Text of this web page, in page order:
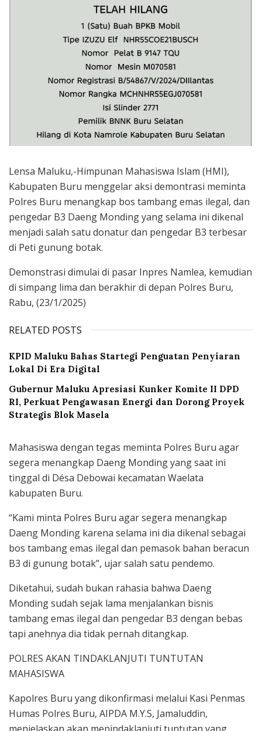
Lensa Maluku,-Himpunan Mahasiswa Islam (HMI),
Kabupaten Buru menggelar aksi demontrasi meminta
Polres Buru menangkap bos tambang emas ilegal, dan
pengedar B3 Daeng Monding yang selama ini dikenal
menjadi salah satu donatur dan pengedar B3 terbesar
di Peti gunung botak.
Demonstrasi dimulai di pasar Inpres Namlea, kemudian
di simpang lima dan berakhir di depan Polres Buru,
Rabu, (23/1/2025)
RELATED POSTS
KPID Maluku Bahas Startegi Penguatan Penyiaran
Lokal Di Era Digital
Gubernur Maluku Apresiasi Kunker Komite II DPD
RI, Perkuat Pengawasan Energi dan Dorong Proyek
Strategis Blok Masela
Mahasiswa dengan tegas meminta Polres Buru agar
segera menangkap Daeng Monding yang saat ini
tinggal di Désa Debowai kecamatan Waelata
kabupaten Buru.
“Kami minta Polres Buru agar segera menangkap
Daeng Monding karena selama ini dia dikenal sebagai
bos tambang emas ilegal dan pemasok bahan beracun
B3 di gunung botak”, ujar salah satu pendemo.
Diketahui, sudah bukan rahasia bahwa Daeng
Monding sudah sejak lama menjalankan bisnis
tambang emas ilegal dan pengedar B3 dengan bebas
tapi anehnya dia tidak pernah ditangkap.
POLRES AKAN TINDAKLANJUTI TUNTUTAN
MAHASISWA
Kapolres Buru yang dikonfirmasi melalui Kasi Penmas
Humas Polres Buru, AIPDA M.Y.S, Jamaluddin,